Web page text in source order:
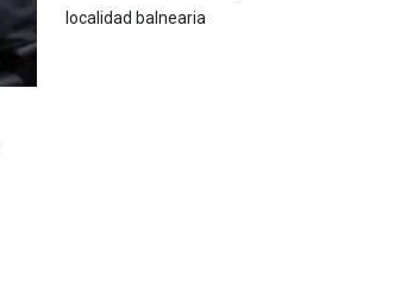
localidad balnearia